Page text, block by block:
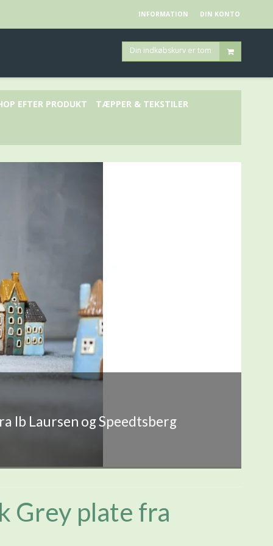
INFORMATION DIN KONTO
Din indkøbskurv er tom
EFTER PRODUKT TÆPPER & TEKSTILER
Ib Laursen og Speedtsberg
Grey plate fra